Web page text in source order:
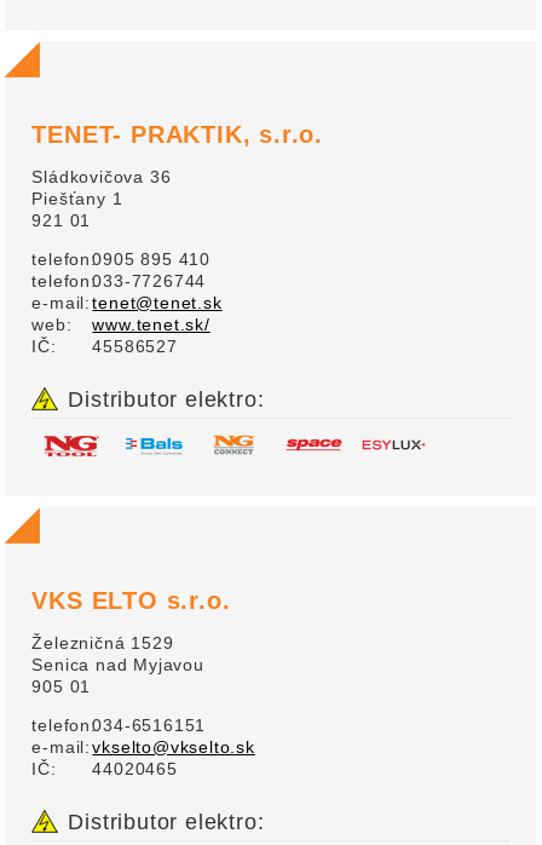
TENET- PRAKTIK, s.r.o.
Sládkovičova 36
Piešťany 1
921 01
telefon:0905 895 410
telefon:033-7726744
e-mail: tenet@tenet.sk
web:
www.tenet.sk/
IČ:
45586527
Distributor elektro:
VKS ELTO s.r.o.
Železničná 1529
Senica nad Myjavou
905 01
telefon:034-6516151
e-mail: vkselto@vkselto.sk
IČ:
44020465
Distributor elektro: